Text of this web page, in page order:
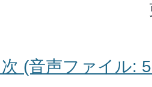
(音声ファイル: